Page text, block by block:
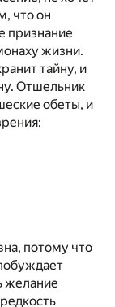
что он
признание
жизни.
тайну, и
Отшельник
обеты, и
потому что
желание